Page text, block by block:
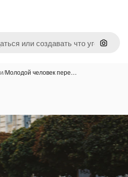
Поиск
/Молодой человек пере…